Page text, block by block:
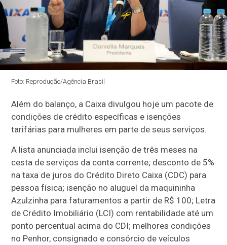
Foto: Reprodução/Agência Brasil
Além do balanço, a Caixa divulgou hoje um pacote de
condições de crédito específicas e isenções
tarifárias para mulheres em parte de seus serviços.
A lista anunciada inclui isenção de três meses na
cesta de serviços da conta corrente; desconto de 5%
na taxa de juros do Crédito Direto Caixa (CDC) para
pessoa física; isenção no aluguel da maquininha
Azulzinha para faturamentos a partir de R$ 100; Letra
de Crédito Imobiliário (LCI) com rentabilidade até um
ponto percentual acima do CDI; melhores condições
no Penhor, consignado e consórcio de veículos